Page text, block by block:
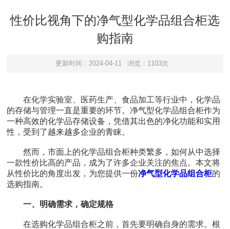
性价比视角下的净气型化学品组合柜选
购指南
更新时间：2024-04-11 浏览：1103次
在化学实验室、医药生产、食品加工等行业中，化学品
的存储与管理一直是重要的环节。净气型化学品组合柜作为
一种高效的化学品存储设备，凭借其出色的净化功能和实用
性，受到了越来越多企业的青睐。
然而，市面上的化学品组合柜种类繁多，如何从中选择
一款性价比高的产品，成为了许多企业关注的焦点。本文将
从性价比的角度出发，为您提供一份净气型化学品组合柜的
选购指南。
一、明确需求，确定规格
在选购化学品组合柜之前，首先要明确自身的需求。根